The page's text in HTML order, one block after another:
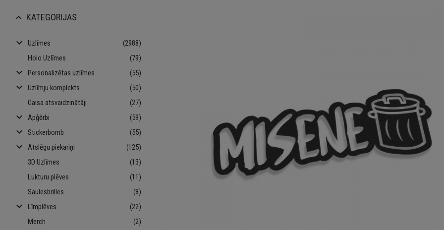
keyboard_arrow_up KATEGORIJAS
keyboard_arrow_down Uzlīmes
(2988)
Holo Uzlīmes
(79)
keyboard_arrow_down Personalizētas uzlīmes (55)
keyboard_arrow_down Uzlīmju komplekts
(50)
Gaisa atsvaidzinātāji
(27)
keyboard_arrow_down Apģērbi (59)
keyboard_arrow_down Stickerbomb (55)
keyboard_arrow_down Atslēgu piekariņi
(125)
3D Uzlīmes
(13)
Lukturu plēves
(11)
Saulesbrilles
(8)
keyboard_arrow_down Līmplēves
(22)
Merch
(2)